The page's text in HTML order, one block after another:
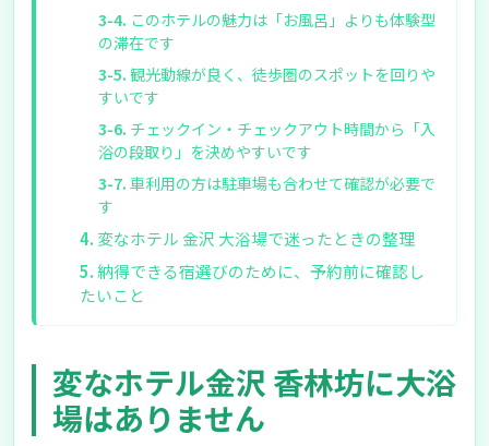
このホテルの魅力は「お風呂」よりも体験型
の滞在です
観光動線が良く、徒歩圏のスポットを回りや
すいです
チェックイン・チェックアウト時間から「入
浴の段取り」を決めやすいです
車利用の方は駐車場も合わせて確認が必要で
す
変なホテル 金沢 大浴場で迷ったときの整理
納得できる宿選びのために、予約前に確認し
たいこと
変なホテル金沢 香林坊に大浴
場はありません